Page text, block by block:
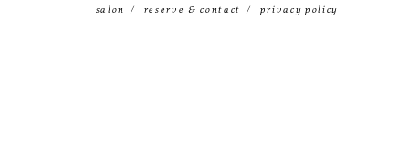
salon reserve & contact privacy policy